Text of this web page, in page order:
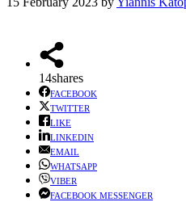
14shares
FACEBOOK
TWITTER
LIKE
LINKEDIN
EMAIL
WHATSAPP
VIBER
FACEBOOK MESSENGER